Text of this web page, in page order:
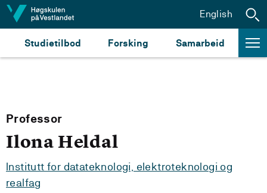
Hopp til innhald
Studietilbod Forsking Samarbeid
English
Professor
Ilona Heldal
Institutt for datateknologi, elektroteknologi og
realfag